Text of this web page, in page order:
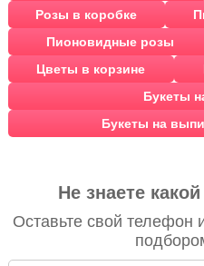
Розы в коробке
Пионовидные розы
Цветы в корзине
Букеты
Букеты на
Не знаете
Оставьте свой